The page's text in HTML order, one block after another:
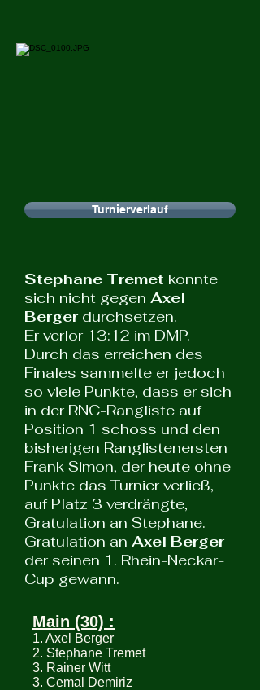
Turnierverlauf
Stephane Tremet konnte
sich nicht gegen Axel
Bergerdurchsetzen.
Er verlor 13:12 im DMP.
Durch das erreichen des
Finales sammelte er jedoch
so viele Punkte, dass er sich
in der RNC-Rangliste auf
Position 1 schoss und den
bisherigen Ranglistenersten
Frank Simon, der heute ohne
Punkte das Turnier verließ,
auf Platz 3 verdrängte,
Gratulation an Stephane.
Gratulation an Axel Berger
der seinen 1. Rhein-Neckar-
Cup gewann.
Main (30) :
1. Axel Berger
2. Stephane Tremet
3. Rainer Witt
3. Cemal Demiriz